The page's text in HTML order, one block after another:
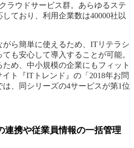
ラウドサービス群。あらゆるステ
ており、利用企業数は40000社以
がら簡単に使えるため、ITリテラシ
も安心して導入することが可能。
め、中小規模の企業にもフィット
ト『ITトレンド』の「2018年お問
、同シリーズの4サービスが第1位
連携や従業員情報の一括管理